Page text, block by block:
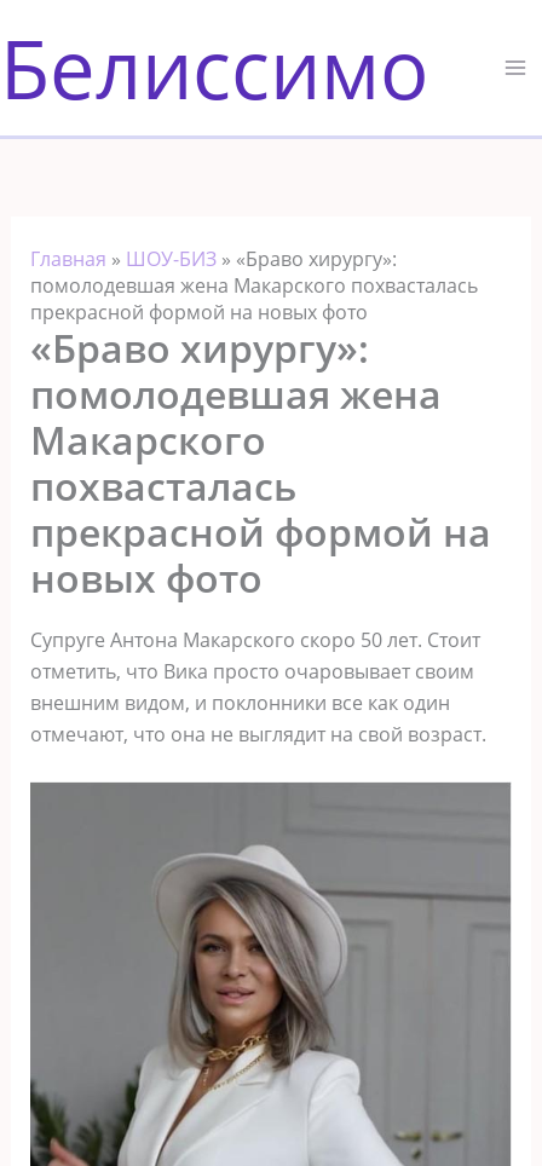
к
содержимому
Белиссимо
Главная » ШОУ-БИЗ» «Браво хирургу»:
помолодевшая жена Макарского похвасталась
прекрасной формой на новых фото
«Браво хирургу»:
помолодевшая жена
Макарского
похвасталась
прекрасной формой на
новых фото
Супруге Антона Макарского скоро 50 лет. Стоит
отметить, что Вика просто очаровывает своим
внешним видом, и поклонники все как один
отмечают, что она не выглядит на свой возраст.